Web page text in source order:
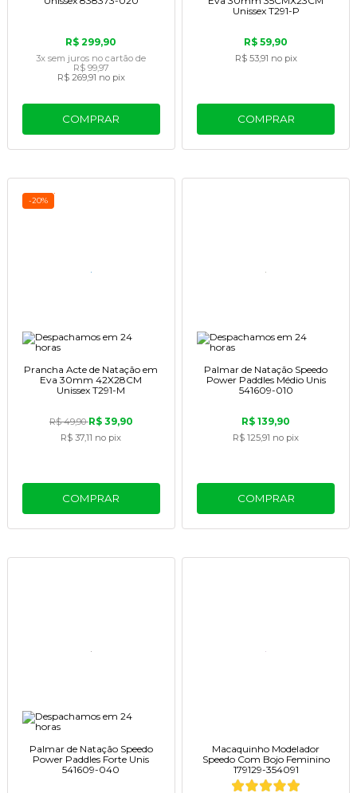
R$ 299,90
3x sem juros no cartão de
R$ 99,97
R$ 269,91 no pix
COMPRAR
Unissex T291-P
R$ 59,90
R$ 53,91 no pix
COMPRAR
-20%
Prancha Acte de Natação em
Eva 30mm 42X28CM
Unissex T291-M
R$ 49,90R$ 39,90
R$ 37,11 no pix
COMPRAR
Palmar de Natação Speedo
Power Paddles Médio Unis
541609-010
R$ 139,90
R$ 125,91 no pix
COMPRAR
Palmar de Natação Speedo
Power Paddles Forte Unis
541609-040
Macaquinho Modelador
Speedo Com Bojo Feminino
179129-354091